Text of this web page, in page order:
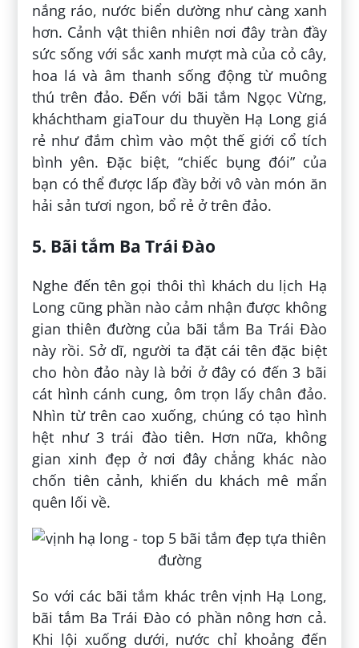
nắng ráo, nước biển dường như càng xanh
hơn. Cảnh vật thiên nhiên nơi đây tràn đầy
sức sống với sắc xanh mượt mà của cỏ cây,
hoa lá và âm thanh sống động từ muông
thú trên đảo. Đến với bãi tắm Ngọc Vừng,
kháchtham giaTour du thuyền Hạ Long giá
rẻ như đắm chìm vào một thế giới cổ tích
bình yên. Đặc biệt, “chiếc bụng đói” của
bạn có thể được lấp đầy bởi vô vàn món ăn
hải sản tươi ngon, bổ rẻ ở trên đảo.
5. Bãi tắm Ba Trái Đào
Nghe đến tên gọi thôi thì khách du lịch Hạ
Long cũng phần nào cảm nhận được không
gian thiên đường của bãi tắm Ba Trái Đào
này rồi. Sở dĩ, người ta đặt cái tên đặc biệt
cho hòn đảo này là bởi ở đây có đến 3 bãi
cát hình cánh cung, ôm trọn lấy chân đảo.
Nhìn từ trên cao xuống, chúng có tạo hình
hệt như 3 trái đào tiên. Hơn nữa, không
gian xinh đẹp ở nơi đây chẳng khác nào
chốn tiên cảnh, khiến du khách mê mẩn
quên lối về.
So với các bãi tắm khác trên vịnh Hạ Long,
bãi tắm Ba Trái Đào có phần nông hơn cả.
Khi lội xuống dưới, nước chỉ khoảng đến